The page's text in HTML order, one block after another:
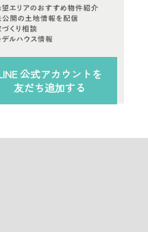
公式アカウントを
友だち追加する